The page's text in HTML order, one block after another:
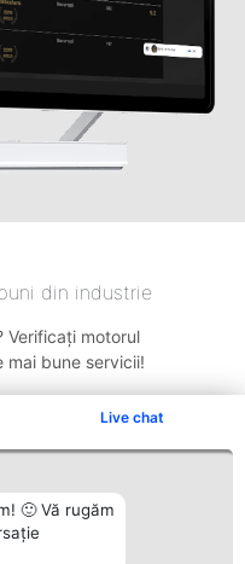
Live chat
🙂 Vă rugăm
din industrie
Verificați motorul
mai bune servicii!